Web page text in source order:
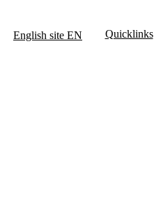
English site EN Quicklinks